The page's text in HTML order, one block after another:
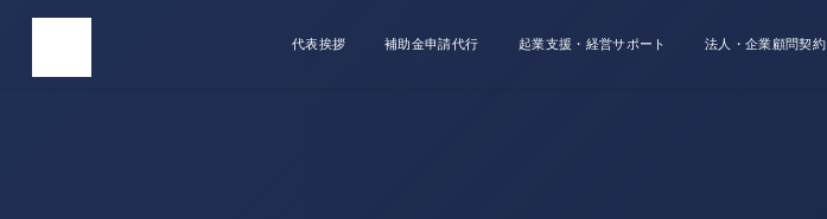
代表挨拶 補助金申請代行 起業支援・経営サポート 法人・企業顧問契約